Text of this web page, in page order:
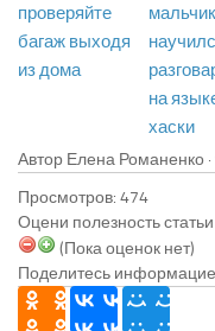
проверяйте
багаж выходя
из дома
мальчик
на
хаски
Автор Елена Романенко ·
Просмотров: 474
Оцени полезность
(Пока оценок нет)
Поделитесь